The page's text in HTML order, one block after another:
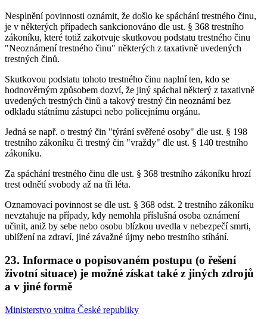
Nesplnění povinnosti oznámit, že došlo ke spáchání trestného činu,
je v některých případech sankcionováno dle ust. § 368 trestního
zákoníku, které totiž zakotvuje skutkovou podstatu trestného činu
"Neoznámení trestného činu" některých z taxativně uvedených
trestných činů.
Skutkovou podstatu tohoto trestného činu naplní ten, kdo se
hodnověrným způsobem dozví, že jiný spáchal některý z taxativně
uvedených trestných činů a takový trestný čin neoznámí bez
odkladu státnímu zástupci nebo policejnímu orgánu.
Jedná se např. o trestný čin "týrání svěřené osoby" dle ust. § 198
trestního zákoníku či trestný čin "vraždy" dle ust. § 140 trestního
zákoníku.
Za spáchání trestného činu dle ust. § 368 trestního zákoníku hrozí
trest odnětí svobody až na tři léta.
Oznamovací povinnost se dle ust. § 368 odst. 2 trestního zákoníku
nevztahuje na případy, kdy nemohla příslušná osoba oznámení
učinit, aniž by sebe nebo osobu blízkou uvedla v nebezpečí smrti,
ublížení na zdraví, jiné závažné újmy nebo trestního stíhání.
23. Informace o popisovaném postupu (o řešení
životní situace) je možné získat také z jiných zdrojů
a v jiné formě
Ministerstvo vnitra České republiky